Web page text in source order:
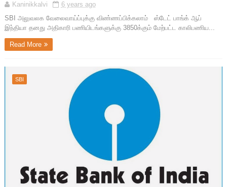
Kaninikkalvi
6 years ago
SBI அலுவலக வேலைவாய்ப்புக்கு விண்ணப்பிக்கலாம் ஸ்டேட் பாங்க் ஆப்
இந்தியா தனது அதிகாரி பணியிடங்களுக்கு 3850க்கும் மேற்பட்ட காலிபணிய...
Read More
SBI